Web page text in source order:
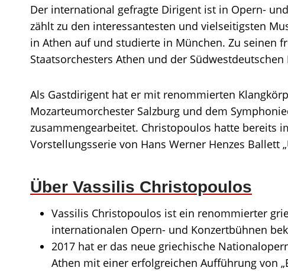
Der international gefragte Dirigent ist in Opern-
zählt zu den interessantesten und vielseitigsten
in Athen auf und studierte in München. Zu seinen
Staatsorchesters Athen und der
Als Gastdirigent hat er mit renommierten
Mozarteumorchester Salzburg und dem
zusammengearbeitet. Christopoulos hatte bereits
Vorstellungsserie von Hans Werner Henzes Ballett
Über Vassilis Christopoulos
Vassilis Christopoulos ist ein renommierter
internationalen Opern- und Konzertbühnen
2017 hat er das neue griechische
Athen mit einer erfolgreichen Aufführung von